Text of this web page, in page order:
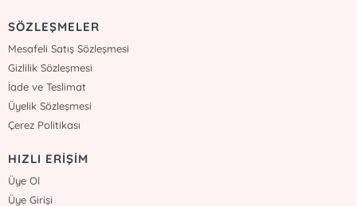
SÖZLEŞMELER
Mesafeli Satış Sözleşmesi
Gizlilik Sözleşmesi
İade ve Teslimat
Üyelik Sözleşmesi
Çerez Politikası
HIZLI ERİŞİM
Üye Ol
Üye Girişi